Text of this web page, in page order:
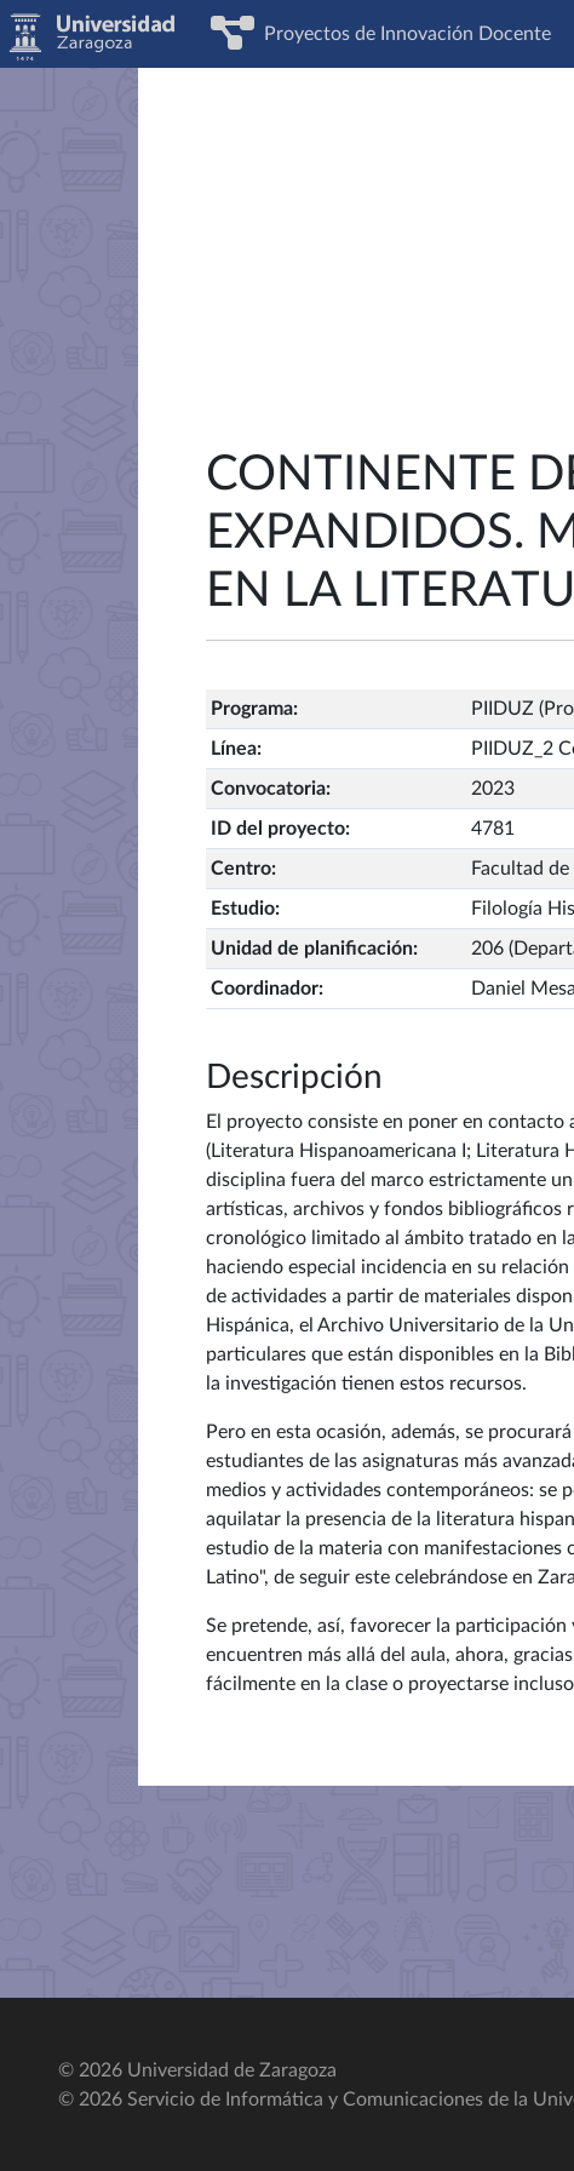
Proyectos de Innovación Docente
CONTINENTE
EXPANDIDOS.
EN LA
Programa: PIIDUZ
Línea: PIIDUZ_2
Convocatoria: 2023
ID del proyecto: 4781
Centro: Facultad
Estudio: Filología
Unidad de planificación: 206
Coordinador: Daniel
Descripción
El proyecto consiste en poner en contacto
(Literatura Hispanoamericana I; Literatura
disciplina fuera del marco estrictamente
artísticas, archivos y fondos bibliográficos
cronológico limitado al ámbito tratado en
haciendo especial incidencia en su
de actividades a partir de materiales
Hispánica, el Archivo Universitario de la
particulares que están disponibles en la
la investigación tienen estos recursos.
Pero en esta ocasión, además, se
estudiantes de las asignaturas más
medios y actividades contemporáneos: se
aquilatar la presencia de la literatura
estudio de la materia con manifestaciones
Latino", de seguir este celebrándose en
Se pretende, así, favorecer la
encuentren más allá del aula, ahora,
fácilmente en la clase o proyectarse
© 2026 Universidad de Zaragoza
© 2026 Servicio de Informática y Comunicaciones de la